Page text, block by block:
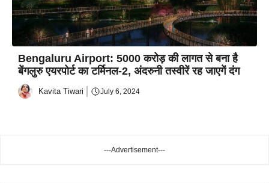
Bengaluru Airport: 5000 करोड़ की लागत से बना है
बेंगलुरु एयरपोर्ट का टर्मिनल-2, अंदरुनी तस्वीरें रह जाएगें दंग
Kavita Tiwari July 6, 2024
---Advertisement---